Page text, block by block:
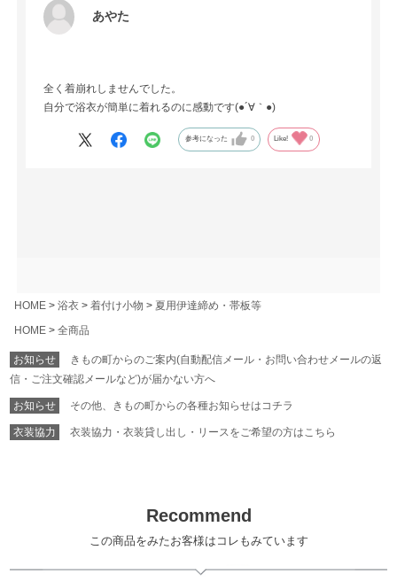
あやた
全く着崩れしませんでした。
自分で浴衣が簡単に着れるのに感動です(●´∀｀●)
参考になった 0 Like! 0
HOME 浴衣 着付け小物
夏用伊達締め・帯板等
HOME
全商品
お知らせ
きもの町からのご案内(自動配信メール・お問い合わせメールの返
信・ご注文確認メールなど)が届かない方へ
お知らせ その他、きもの町からの各種お知らせはコチラ
衣装協力 衣装協力・衣装貸し出し・リースをご希望の方はこちら
Recommend
この商品をみたお客様はコレもみています